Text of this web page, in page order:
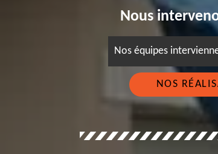
Nous
Nos équipes
NOS